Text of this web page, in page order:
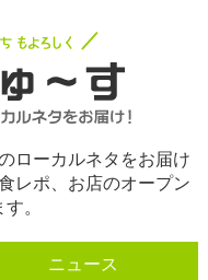
ローカルネタをお届け
レポ、お店のオープン
。
ニュース